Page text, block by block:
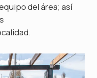
del área; así